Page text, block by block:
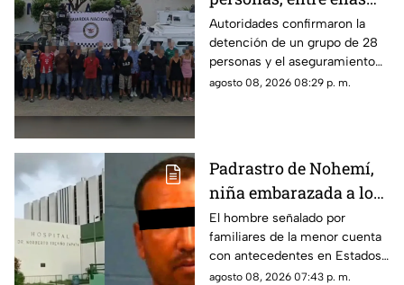
mujeres, con un
arsenal en El Roble,
Mazatlán
Autoridades confirmaron la
detención de un grupo de 28
personas y el aseguramiento
de armas de fuego largas, en la
agosto 08, 2026 08:29 p. m.
Padrastro de Nohemí,
niña embarazada a los
11 años, cuenta con
historial de abus0;
familiares lo acusan
El hombre señalado por
familiares de la menor cuenta
con antecedentes en Estados
Unidos por abuso a una menor;
agosto 08, 2026 07:43 p. m.